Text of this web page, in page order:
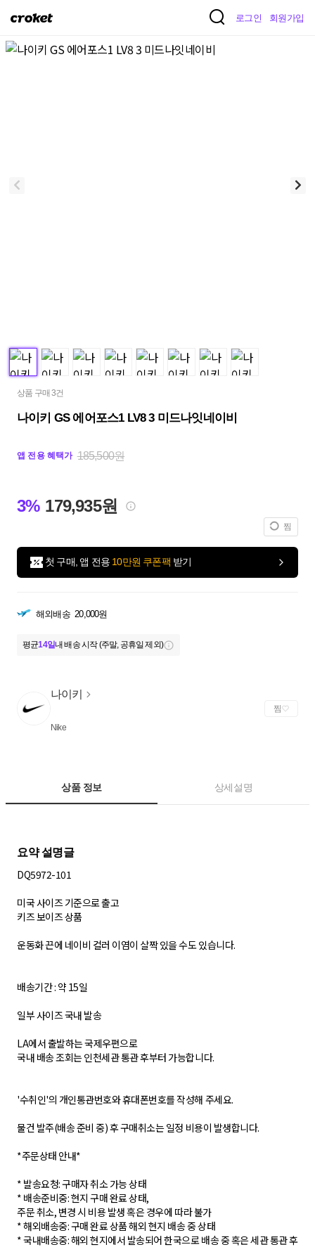
크
켓
로그인 회원가입
상품 구매 3건
나이키 GS 에어포스1 LV8 3 미드나잇네이비
앱 전용 혜택가 185,500원
3% 179,935원
찜
첫 구매, 앱 전용 10만원 쿠폰팩 받기
해외배송 20,000원
평균14일내 배송 시작 (주말, 공휴일 제외)
나이키
Nike
찜
상품 정보 상세설명
요약 설명글
DQ5972-101
미국 사이즈 기준으로 출고
키즈 보이즈 상품
운동화 끈에 네이비 컬러 이염이 살짝 있을 수도 있습니다.
배송기간 : 약 15일
일부 사이즈 국내 발송
LA에서 출발하는 국제우편으로
국내 배송 조회는 인천세관 통관 후부터 가능합니다.
'수취인'의 개인통관번호와 휴대폰번호를 작성해 주세요.
물건 발주(배송 준비 중) 후 구매취소는 일정 비용이 발생합니다.
*주문상태 안내*
* 발송요청: 구매자 취소 가능 상태
* 배송준비중: 현지 구매 완료 상태,
주문 취소, 변경 시 비용 발생 혹은 경우에 따라 불가
* 해외배송중: 구매 완료 상품 해외 현지 배송 중 상태
* 국내배송중: 해외 현지에서 발송되어 한국으로 배송 중 혹은 세관 통관 후